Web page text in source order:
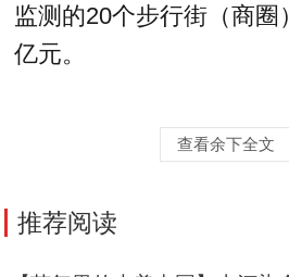
监测的20个步行街（商圈
亿元。
查看余下全文
推荐阅读